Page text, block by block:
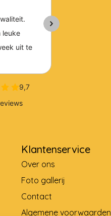
Klantenservice
Over ons
Foto gallerij
Contact
Algemene voorwaarden